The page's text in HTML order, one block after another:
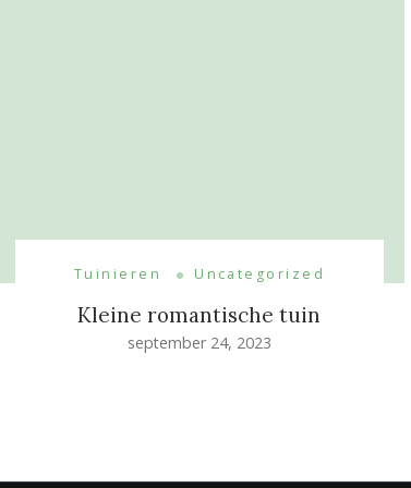
Tuinieren Uncategorized
Kleine romantische tuin
september 24, 2023